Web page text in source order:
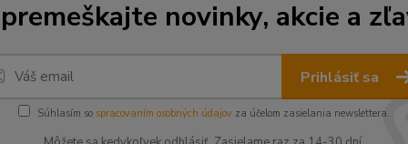
novinky, akcie a
Prihlásiť sa
Súhlasím so spracovaním osobných údajov za účelom zasielania newslettera.